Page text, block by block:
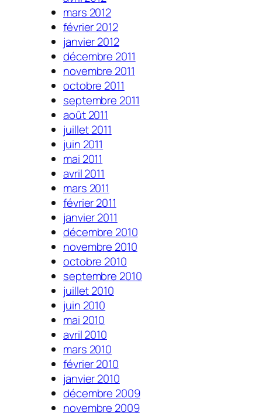
mars 2012
février 2012
janvier 2012
décembre 2011
novembre 2011
octobre 2011
septembre 2011
août 2011
juillet 2011
juin 2011
mai 2011
avril 2011
mars 2011
février 2011
janvier 2011
décembre 2010
novembre 2010
octobre 2010
septembre 2010
juillet 2010
juin 2010
mai 2010
avril 2010
mars 2010
février 2010
janvier 2010
décembre 2009
novembre 2009